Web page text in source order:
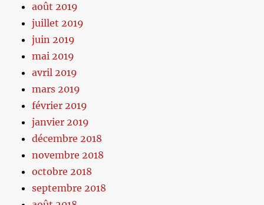
août 2019
juillet 2019
juin 2019
mai 2019
avril 2019
mars 2019
février 2019
janvier 2019
décembre 2018
novembre 2018
octobre 2018
septembre 2018